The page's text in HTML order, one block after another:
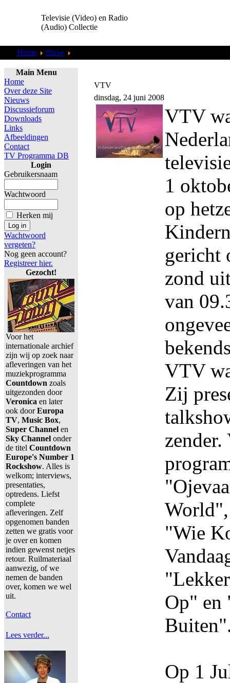
Televisie (Video) en Radio
(Audio) Collectie
Home Show
Main Menu
Home
Over deze Site
Nieuws
Discussieforum
Downloads
Links
Afbeeldingen
Contact
TV Programma DB
Login
Gebruikersnaam
Wachtwoord
Herken mij
Wachtwoord
vergeten?
Nog geen account?
Registreer hier.
Gezocht!
Voor het
internationale archief
zijn wij op zoek naar
afleveringen van het
muziekprogramma
Countdown zoals
uitgezonden door
Veronica en later
ook doorEuropa
TV, Music Box,
Super Channel en
Sky Channel onder
de titel Countdown
Europe's Number 1
Rockshow. Alles is
welkom; interviews,
presentaties,
optredens. Liefst
complete
afleveringen. Zelf
opgenomen banden
zetten we gratis voor
je over en komen
indien gewenst netjes
retour. Ruilmateriaal
aanwezig, of we
nemen de banden
over, komen we wel
uit.
Contact
Lees verder...
VTV
dinsdag, 24 juni 2008
VTV
1
op
gericht
zond
van
VTV
Zij
zender.
"Wie
Op" en
Op 1